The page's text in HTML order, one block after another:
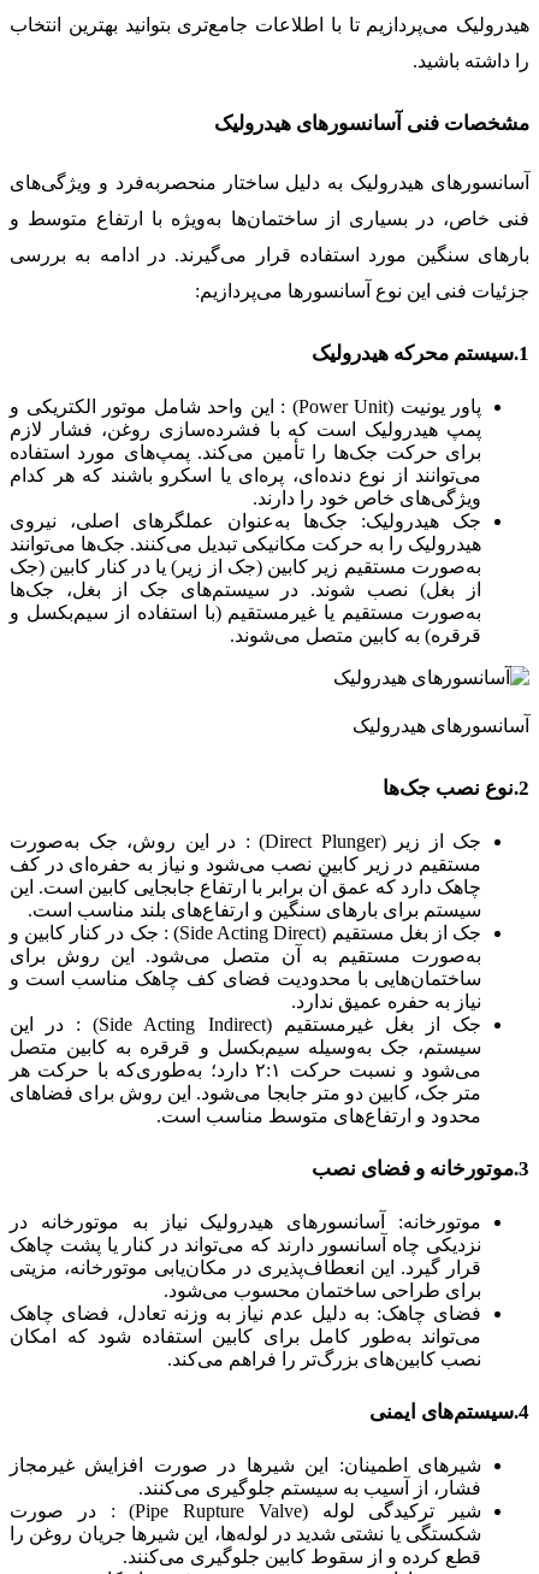
هیدرولیک می‌پردازیم تا با اطلاعات جامع‌تری بتوانید بهترین انتخاب
را داشته باشید.
مشخصات فنی آسانسورهای هیدرولیک
آسانسورهای هیدرولیک به دلیل ساختار منحصربه‌فرد و ویژگی‌های
فنی خاص، در بسیاری از ساختمان‌ها به‌ویژه با ارتفاع متوسط و
بارهای سنگین مورد استفاده قرار می‌گیرند. در ادامه به بررسی
جزئیات فنی این نوع آسانسورها می‌پردازیم:
1.سیستم محرکه هیدرولیک
پاور یونیت (Power Unit) : این واحد شامل موتور الکتریکی و
پمپ هیدرولیک است که با فشرده‌سازی روغن، فشار لازم
برای حرکت جک‌ها را تأمین می‌کند. پمپ‌های مورد استفاده
می‌توانند از نوع دنده‌ای، پره‌ای یا اسکرو باشند که هر کدام
ویژگی‌های خاص خود را دارند.
جک هیدرولیک: جک‌ها به‌عنوان عملگرهای اصلی، نیروی
هیدرولیک را به حرکت مکانیکی تبدیل می‌کنند. جک‌ها می‌توانند
به‌صورت مستقیم زیر کابین (جک از زیر) یا در کنار کابین (جک
از بغل) نصب شوند. در سیستم‌های جک از بغل، جک‌ها
به‌صورت مستقیم یا غیرمستقیم (با استفاده از سیم‌بکسل و
قرقره) به کابین متصل می‌شوند.
آسانسورهای هیدرولیک
2.نوع نصب جک‌ها
جک از زیر (Direct Plunger) : در این روش، جک به‌صورت
مستقیم در زیر کابین نصب می‌شود و نیاز به حفره‌ای در کف
چاهک دارد که عمق آن برابر با ارتفاع جابجایی کابین است. این
سیستم برای بارهای سنگین و ارتفاع‌های بلند مناسب است.
جک از بغل مستقیم (Side Acting Direct) : جک در کنار کابین و
به‌صورت مستقیم به آن متصل می‌شود. این روش برای
ساختمان‌هایی با محدودیت فضای کف چاهک مناسب است و
نیاز به حفره عمیق ندارد.
جک از بغل غیرمستقیم (Side Acting Indirect) : در این
سیستم، جک به‌وسیله سیم‌بکسل و قرقره به کابین متصل
می‌شود و نسبت حرکت ۲:۱ دارد؛ به‌طوری‌که با حرکت هر
متر جک، کابین دو متر جابجا می‌شود. این روش برای فضاهای
محدود و ارتفاع‌های متوسط مناسب است.
3.موتورخانه و فضای نصب
موتورخانه: آسانسورهای هیدرولیک نیاز به موتورخانه در
نزدیکی چاه آسانسور دارند که می‌تواند در کنار یا پشت چاهک
قرار گیرد. این انعطاف‌پذیری در مکان‌یابی موتورخانه، مزیتی
برای طراحی ساختمان محسوب می‌شود.
فضای چاهک: به دلیل عدم نیاز به وزنه تعادل، فضای چاهک
می‌تواند به‌طور کامل برای کابین استفاده شود که امکان
نصب کابین‌های بزرگ‌تر را فراهم می‌کند.
4.سیستم‌های ایمنی
شیرهای اطمینان: این شیرها در صورت افزایش غیرمجاز
فشار، از آسیب به سیستم جلوگیری می‌کنند.
شیر ترکیدگی لوله (Pipe Rupture Valve) : در صورت
شکستگی یا نشتی شدید در لوله‌ها، این شیرها جریان روغن را
قطع کرده و از سقوط کابین جلوگیری می‌کنند.